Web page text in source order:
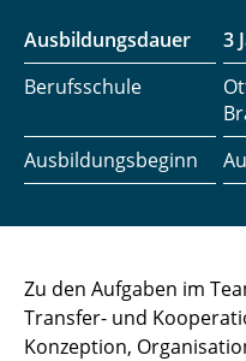
Ausbildungsdauer
3
Berufsschule
Ausbildungsbeginn
Zu den Aufgaben im
Transfer- und
Konzeption,